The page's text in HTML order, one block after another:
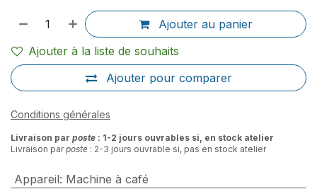
Ajouter au panier
Ajouter pour comparer
Ajouter à la liste de souhaits
Conditions générales
Livraison par poste : 1-2 jours ouvrables si, en stock atelier
Livraison parposte : 2-3 jours ouvrable si, pas en stock atelier
Appareil: Machine à café